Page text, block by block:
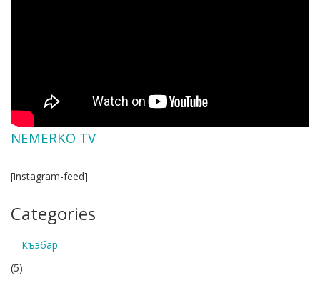
NEMERKO TV
[instagram-feed]
Categories
Къэбар
(5)